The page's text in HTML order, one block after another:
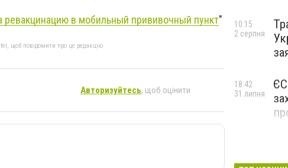
ревакцинацию в мобильный прививочный пункт"
щоб повідомити про це редакцію
Авторизуйтесь, щоб оцінити
10:15
2 серпня
18:42
31 липня